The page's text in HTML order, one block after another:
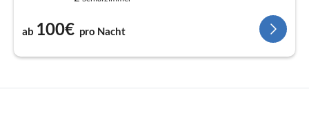
ab 100€ pro Nacht